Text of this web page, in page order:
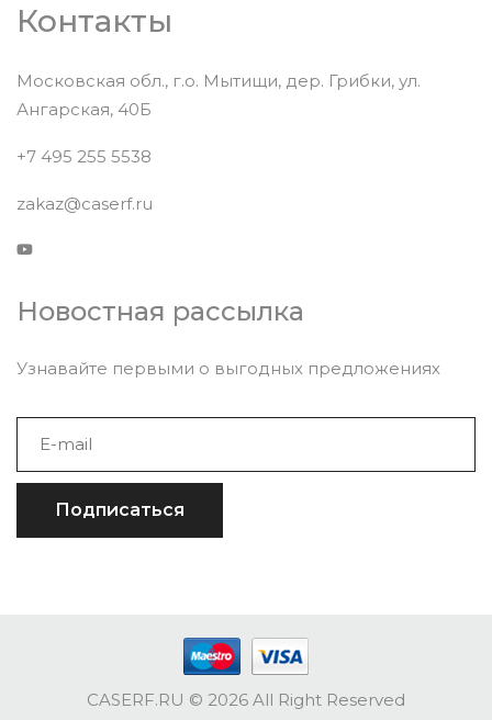
Контакты
Московская обл., г.о. Мытищи, дер. Грибки, ул.
Ангарская, 40Б
+7 495 255 5538
zakaz@caserf.ru
Новостная рассылка
Узнавайте первыми о выгодных предложениях
Подписаться
CASERF.RU © 2026 All Right Reserved